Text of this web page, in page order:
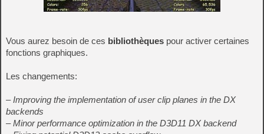
Vous aurez besoin de ces bibliothèques pour activer certaines
fonctions graphiques.
Les changements:
– Improving the implementation of user clip planes in the DX
backends
– Minor performance optimization in the D3D11 DX backend